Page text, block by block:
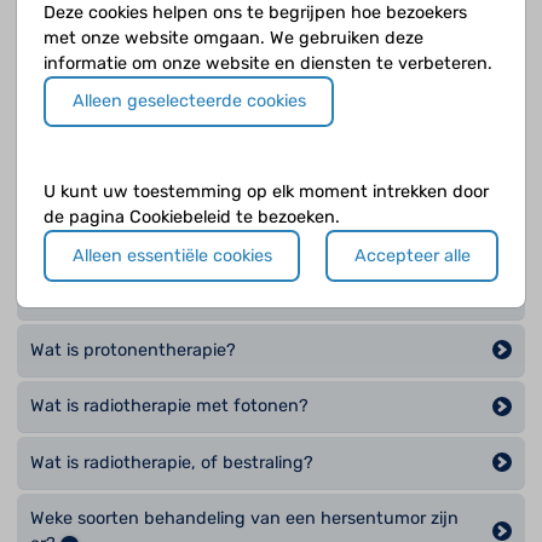
Wat is gerichte therapie?
Wat is het cerebellair mutisme syndroom of fossa
posterior syndroom?
Wat is het doel van een operatie bij een hersentumor?
Wat is immunotherapie?
Wat is protonentherapie?
Wat is radiotherapie met fotonen?
Wat is radiotherapie, of bestraling?
Weke soorten behandeling van een hersentumor zijn
Deze cookies helpen ons te begrijpen hoe bezoekers
met onze website omgaan. We gebruiken deze
informatie om onze website en diensten te verbeteren.
Alleen geselecteerde cookies
U kunt uw toestemming op elk moment intrekken door
de pagina Cookiebeleid te bezoeken.
Alleen essentiële cookies
Accepteer alle